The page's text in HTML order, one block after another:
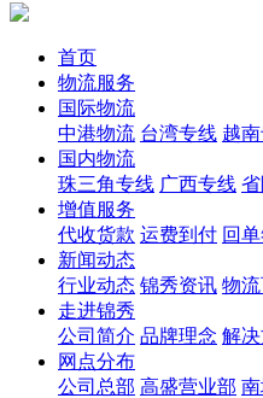
首页
物流服务
国际物流
中港物流 台湾专线 越
国内物流
珠三角专线 广西专线
增值服务
代收货款 运费到付 回
新闻动态
行业动态 锦秀资讯 物
走进锦秀
公司简介 品牌理念 解
网点分布
公司总部 高盛营业部